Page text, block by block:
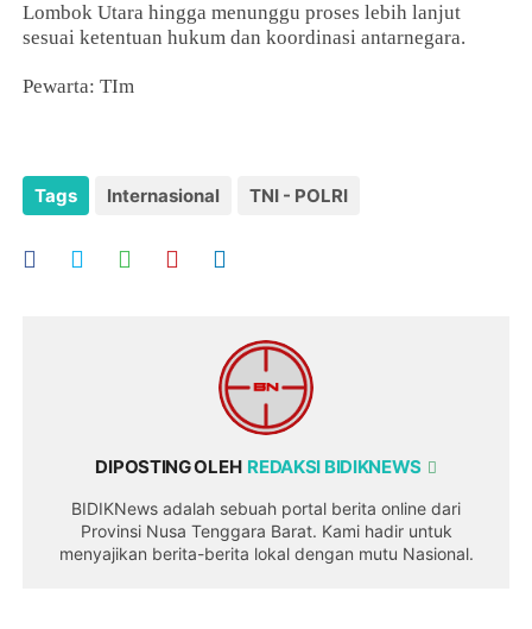
Lombok Utara hingga menunggu proses lebih lanjut
sesuai ketentuan hukum dan koordinasi antarnegara.
Pewarta: TIm
Tags Internasional TNI - POLRI
DIPOSTING OLEH REDAKSI BIDIKNEWS
BIDIKNews adalah sebuah portal berita online dari
Provinsi Nusa Tenggara Barat. Kami hadir untuk
menyajikan berita-berita lokal dengan mutu Nasional.